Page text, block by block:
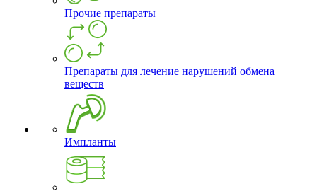
Прочие препараты
Препараты для лечение нарушений обмена
веществ
Импланты